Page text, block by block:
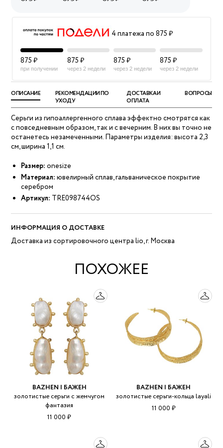
4 платежа по 875 ₽
875 ₽
при получении
875 ₽
через 2 недели
875 ₽
через 2 недели
875 ₽
через 2 недели
ОПИСАНИЕ
РЕКОМЕНДАЦИИ ПО
УХОДУ
ДОСТАВКА И
ОПЛАТА
ВОПРОСЫ
Серьги из гипоаллергенного сплава эффектно смотрятся как
с повседневным образом, так и с вечерним. В них вы точно не
останетесь незамеченными. Параметры изделия: высота 2,3
см, ширина 1,1 см.
Размер: onesize
Материал: ювелирный сплав, гальваническое покрытие
серебром
Артикул: TRE098744OS
ИНФОРМАЦИЯ О ДОСТАВКЕ
Доставка из сортировочного центра lio, г. Москва
ПОХОЖЕЕ
BAZHEN | БАЖЕН
золотистые серьги с жемчугом
фантазия
11 000 ₽
BAZHEN | БАЖЕН
золотистые серьги-кольца layali
11 000 ₽